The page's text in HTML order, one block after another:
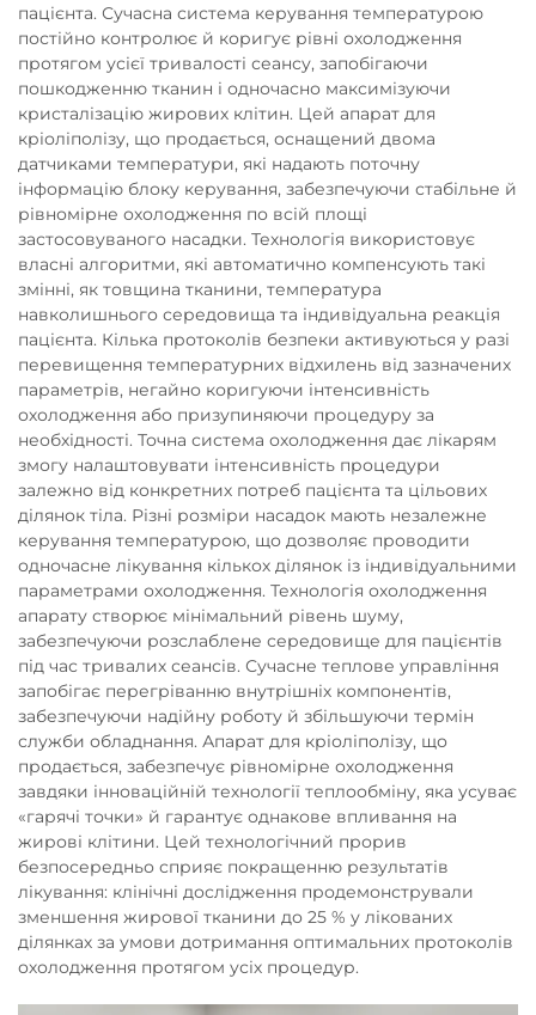
пацієнта. Сучасна система керування температурою
постійно контролює й коригує рівні охолодження
протягом усієї тривалості сеансу, запобігаючи
пошкодженню тканин і одночасно максимізуючи
кристалізацію жирових клітин. Цей апарат для
кріоліполізу, що продається, оснащений двома
датчиками температури, які надають поточну
інформацію блоку керування, забезпечуючи стабільне й
рівномірне охолодження по всій площі
застосовуваного насадки. Технологія використовує
власні алгоритми, які автоматично компенсують такі
змінні, як товщина тканини, температура
навколишнього середовища та індивідуальна реакція
пацієнта. Кілька протоколів безпеки активуються у разі
перевищення температурних відхилень від зазначених
параметрів, негайно коригуючи інтенсивність
охолодження або призупиняючи процедуру за
необхідності. Точна система охолодження дає лікарям
змогу налаштовувати інтенсивність процедури
залежно від конкретних потреб пацієнта та цільових
ділянок тіла. Різні розміри насадок мають незалежне
керування температурою, що дозволяє проводити
одночасне лікування кількох ділянок із індивідуальними
параметрами охолодження. Технологія охолодження
апарату створює мінімальний рівень шуму,
забезпечуючи розслаблене середовище для пацієнтів
під час тривалих сеансів. Сучасне теплове управління
запобігає перегріванню внутрішніх компонентів,
забезпечуючи надійну роботу й збільшуючи термін
служби обладнання. Апарат для кріоліполізу, що
продається, забезпечує рівномірне охолодження
завдяки інноваційній технології теплообміну, яка усуває
«гарячі точки» й гарантує однакове впливання на
жирові клітини. Цей технологічний прорив
безпосередньо сприяє покращенню результатів
лікування: клінічні дослідження продемонстрували
зменшення жирової тканини до 25 % у лікованих
ділянках за умови дотримання оптимальних протоколів
охолодження протягом усіх процедур.